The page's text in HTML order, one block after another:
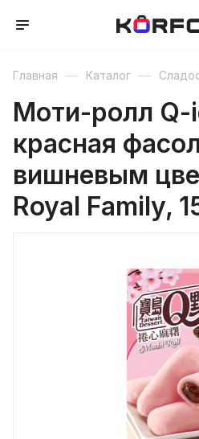
Главная — Каталог —
Моти-ролл Q-
красная
вишневым
Royal Family,